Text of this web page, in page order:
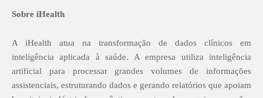
Sobre iHealth
A iHealth atua na transformação de dados clínicos em
inteligência aplicada à saúde. A empresa utiliza inteligência
artificial para processar grandes volumes de informações
assistenciais, estruturando dados e gerando relatórios que apoiam